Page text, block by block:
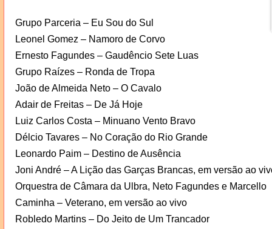
Grupo Parceria – Eu Sou do Sul
Leonel Gomez – Namoro de Corvo
Ernesto Fagundes – Gaudêncio Sete Luas
Grupo Raízes – Ronda de Tropa
João de Almeida Neto – O Cavalo
Adair de Freitas – De Já Hoje
Luiz Carlos Costa – Minuano Vento Bravo
Délcio Tavares – No Coração do Rio Grande
Leonardo Paim – Destino de Ausência
Joni André – A Lição das Garças Brancas, em versão ao
Orquestra de Câmara da Ulbra, Neto Fagundes e Marcello
Caminha – Veterano, em versão ao vivo
Robledo Martins – Do Jeito de Um Trancador